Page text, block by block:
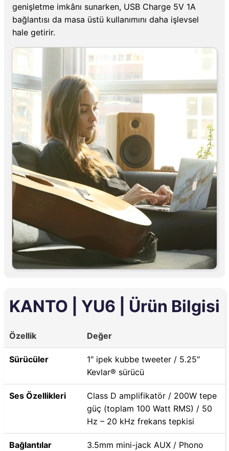
genişletme imkânı sunarken, USB Charge 5V 1A
bağlantısı da masa üstü kullanımını daha işlevsel
hale getirir.
KANTO | YU6 | Ürün Bilgisi
Özellik Değer
Sürücüler
1″ ipek kubbe tweeter / 5.25″
Kevlar® sürücü
Ses Özellikleri
Class D amplifikatör / 200W tepe
güç (toplam 100 Watt RMS) / 50
Hz – 20 kHz frekans tepkisi
Bağlantılar
3.5mm mini-jack AUX / Phono